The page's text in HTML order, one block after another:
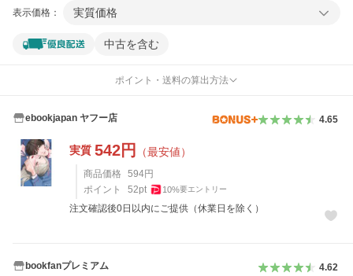
表示価格： 実質価格
中古を含む
ポイント・送料の算出方法
ebookjapan ヤフー店 4.65
実質 542円 （最安値）
商品価格 594円
ポイント
52pt 10%要エントリー
注文確認後0日以内にご提供（休業日を除く）
bookfanプレミアム 4.62